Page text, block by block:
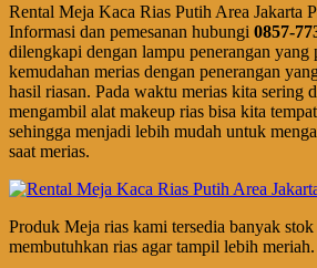
Rental Meja Kaca Rias Putih Area Jakarta
Informasi dan pemesanan hubungi 0857-
dilengkapi dengan lampu penerangan yang
kemudahan merias dengan penerangan
hasil riasan. Pada waktu merias kita sering
mengambil alat makeup rias bisa kita
sehingga menjadi lebih mudah untuk
saat merias.
Produk Meja rias kami tersedia banyak
membutuhkan rias agar tampil lebih meriah.